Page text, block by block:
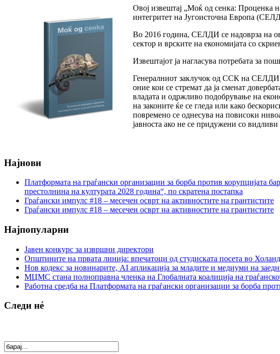
Овој извештај „Моќ од сенка: Проценка
интегритет на Југоисточна Европа
Во 2016 година, СЕЛДИ се надоврза на
сектор и врските на економијата со
Извештајот ја нагласува потребата за
Генералниот заклучок од ССК на СЕЛДИ
оние кои се стремат да ја сменат
владата и одржливо подобрување на
на законите ќе се гледа или како
повремено се однесува на повисоки
јавноста ако не се придужени со
Најнови
Платформата на граѓански организации за борба против корупцијата
престолнина на културата 2028 година“, по скратена постапка
Граѓански импулс #18 – месечен осврт на активностите на грантистите
Граѓански импулс #18 – месечен осврт на активностите на грантистите
Најпопуларни
Јавен конкурс за извршни директори
Општините на првата линија: впечатоци од студиската посета во
Нов кодекс за новинарите, AI апликација за младите и медиуми на
МЦМС стана полноправна членка на Глобалната коалиција на
Работна средба на Платформата на граѓански организации за борба
Следи нé